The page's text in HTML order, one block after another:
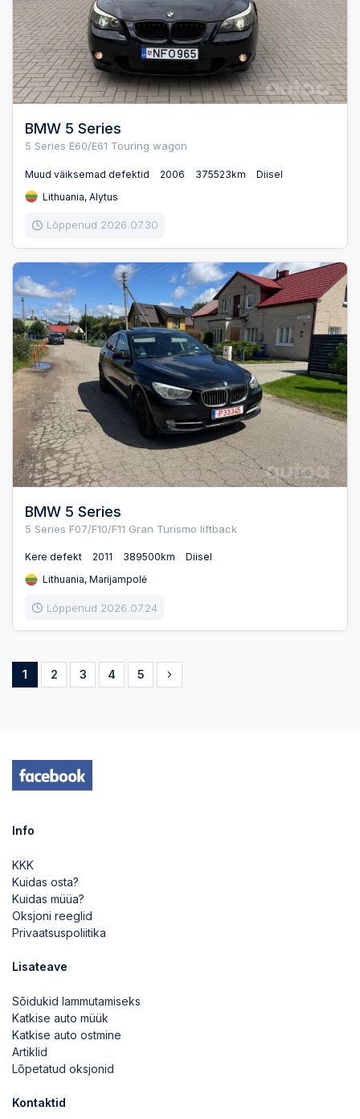
BMW 5 Series
5 Series E60/E61 Touring wagon
Muud väiksemad defektid 2006 375523km
Diisel
Lithuania, Alytus
Lõppenud 2026.07.30
BMW 5 Series
5 Series F07/F10/F11 Gran Turismo liftback
Kere defekt 2011 389500km
Diisel
Lithuania, Marijampolė
Lõppenud 2026.07.24
1 2 3 4 5
Info
KKK
Kuidas osta?
Kuidas müüa?
Oksjoni reeglid
Privaatsuspoliitika
Lisateave
Sõidukid lammutamiseks
Katkise auto müük
Katkise auto ostmine
Artiklid
Lõpetatud oksjonid
Kontaktid